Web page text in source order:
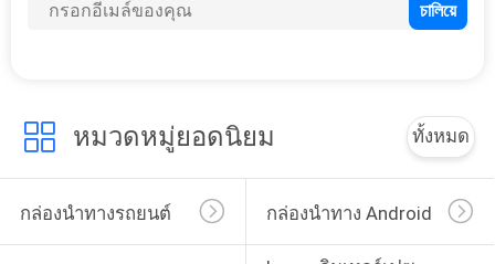
มีเดีย Carplay
65
หมวดหมู่ยอดนิยม ทั้งหมด
กล่องนำทางรถยนต์ กล่องนำทาง Android